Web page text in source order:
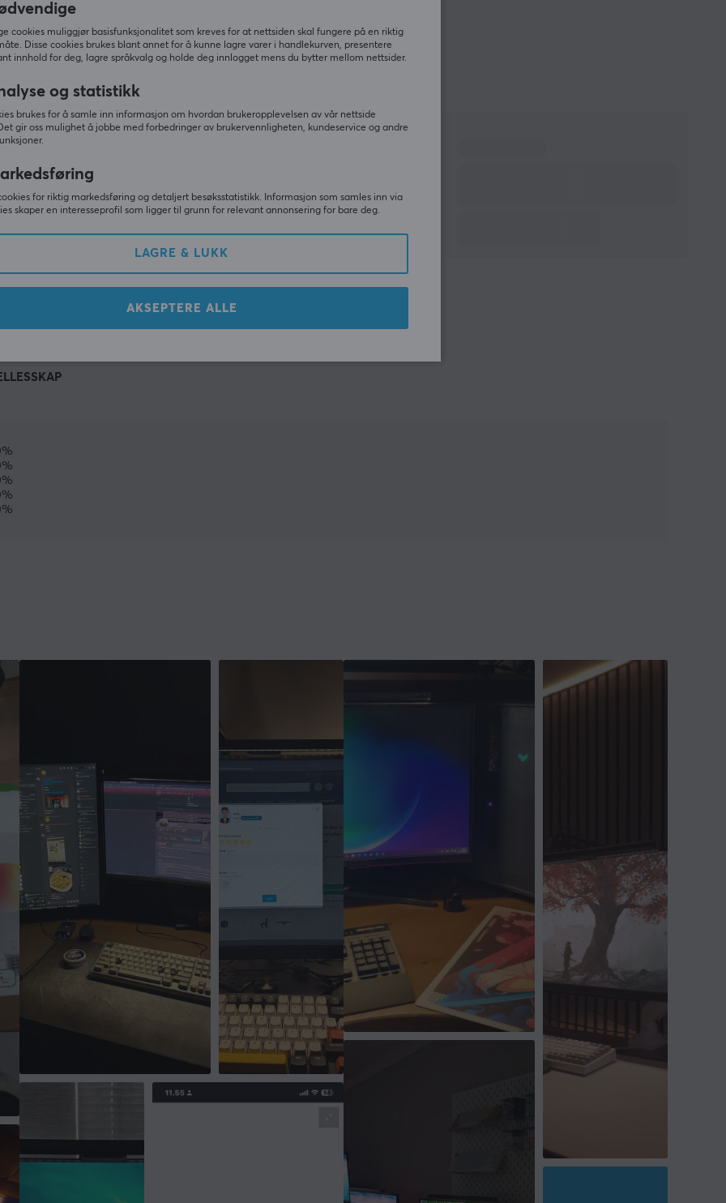
Andre så også
cookies muliggjør basisfunksjonalitet som kreves for at nettsiden skal fungere på en riktig
Disse cookies brukes blant annet for å kunne lagre varer i handlekurven, presentere
innhold for deg, lagre språkvalg og holde deg innlogget mens du bytter mellom nettsider.
og statistikk
brukes for å samle inn informasjon om hvordan brukeropplevelsen av vår nettside
gir oss mulighet å jobbe med forbedringer av brukervennligheten, kundeservice og andre
for riktig markedsføring og detaljert besøksstatistikk. Informasjon som samles inn via
skaper en interesseprofil som ligger til grunn for relevant annonsering for bare deg.
LAGRE & LUKK
AKSEPTERE ALLE